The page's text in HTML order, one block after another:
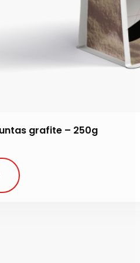
grafite – 250g